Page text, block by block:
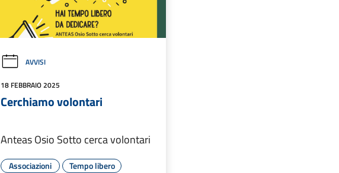
AVVISI
18 FEBBRAIO 2025
Cerchiamo volontari
Anteas Osio Sotto cerca volontari
Associazioni Tempo libero